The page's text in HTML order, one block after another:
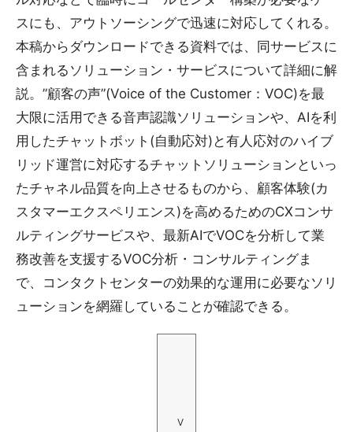
スにも、アウトソーシングで迅速に対応してくれる。
本稿からダウンロードできる資料では、同サービスに
含まれるソリューション・サービスについて詳細に解
説。”顧客の声”(Voice of the Customer：VOC)を最
大限に活用できる音声認識ソリューションや、AIを利
用したチャットボット(自動応対)と有人応対のハイブ
リッド運営に対応するチャットソリューションといっ
たチャネル品質を向上させるものから、顧客体験(カ
スタマーエクスペリエンス)を高めるためのCXコンサ
ルティングサービスや、最新AIでVOCを分析して業
務改善を支援するVOC分析・コンサルティングま
で、コンタクトセンターの効果的な運用に必要なソリ
ューションを網羅していることが確認できる。
V